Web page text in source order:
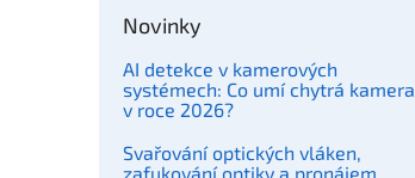
Novinky
AI detekce v kamerových
systémech: Co umí chytrá kamera
v roce 2026?
Svařování optických vláken,
zafukování optiky a pronájem